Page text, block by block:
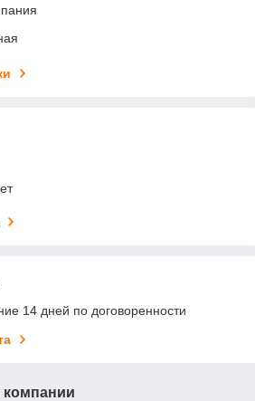
14 дней по договоренности